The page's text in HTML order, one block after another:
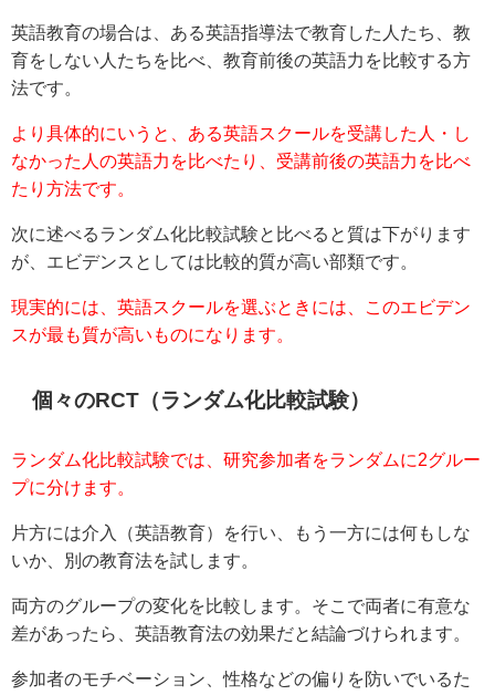
英語教育の場合は、ある英語指導法で教育した人たち、教
育をしない人たちを比べ、教育前後の英語力を比較する方
法です。
より具体的にいうと、ある英語スクールを受講した人・し
なかった人の英語力を比べたり、受講前後の英語力を比べ
たり方法です。
次に述べるランダム化比較試験と比べると質は下がります
が、エビデンスとしては比較的質が高い部類です。
現実的には、英語スクールを選ぶときには、このエビデン
スが最も質が高いものになります。
個々のRCT（ランダム化比較試験）
ランダム化比較試験では、研究参加者をランダムに2グルー
プに分けます。
片方には介入（英語教育）を行い、もう一方には何もしな
いか、別の教育法を試します。
両方のグループの変化を比較します。そこで両者に有意な
差があったら、英語教育法の効果だと結論づけられます。
参加者のモチベーション、性格などの偏りを防いでいるた